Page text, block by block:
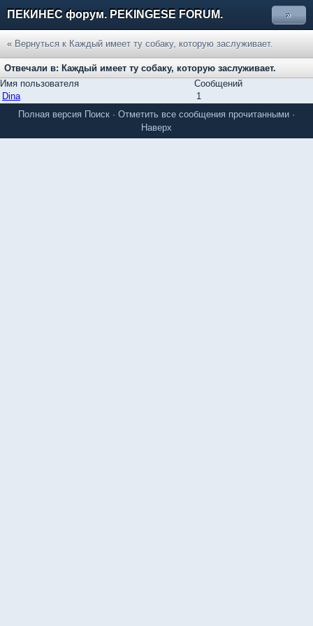
ПЕКИНЕС форум. PEKINGESE FORUM. »
« Вернуться к Каждый имеет ту собаку, которую заслуживает.
Отвечали в: Каждый имеет ту собаку, которую заслуживает.
Имя пользователя
Сообщений
Dina
1
Полная версия Поиск · Отметить все сообщения прочитанными ·
Наверх